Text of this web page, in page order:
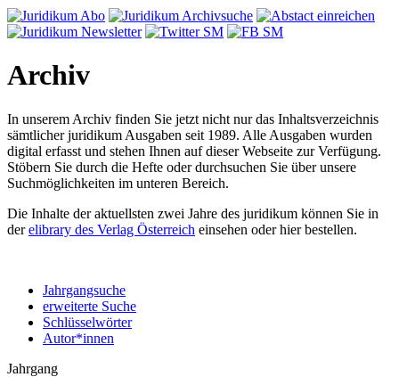
Archiv
In unserem Archiv finden Sie jetzt nicht nur das Inhaltsverzeichnis
sämtlicher juridikum Ausgaben seit 1989. Alle Ausgaben wurden
digital erfasst und stehen Ihnen auf dieser Webseite zur Verfügung.
Stöbern Sie durch die Hefte oder durchsuchen Sie über unsere
Suchmöglichkeiten im unteren Bereich.
Die Inhalte der aktuellsten zwei Jahre des juridikum können Sie in
derelibrary des Verlag Österreich einsehen oder hier bestellen.
Jahrgangsuche
erweiterte Suche
Schlüsselwörter
Autor*innen
Jahrgang